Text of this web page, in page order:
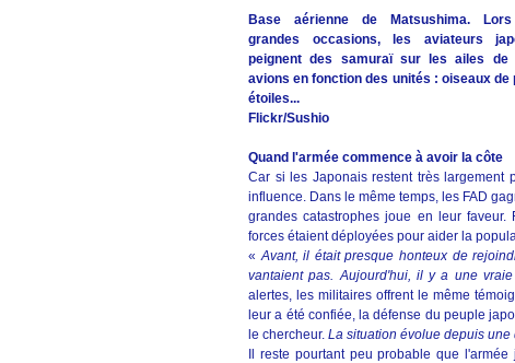
Base aérienne de Matsushima.
grandes occasions, les aviateurs
peignent des samuraï sur les ailes de
avions en fonction des unités : oiseaux de
étoiles...
Flickr/Sushio
Quand l'armée commence à avoir la côte
Car si les Japonais restent très largement
influence. Dans le même temps, les FAD
grandes catastrophes joue en leur
forces étaient déployées pour aider la
«Avant, il était presque honteux de
vantaient pas. Aujourd'hui, il y a une
alertes, les militaires offrent le même
leur a été confiée, la défense du peuple
le chercheur. La situation évolue depuis
Il reste pourtant peu probable que